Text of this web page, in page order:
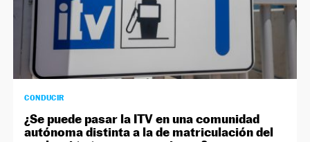
CONDUCIR
¿Se puede pasar la ITV en una comunidad
autónoma distinta a la de matriculación del